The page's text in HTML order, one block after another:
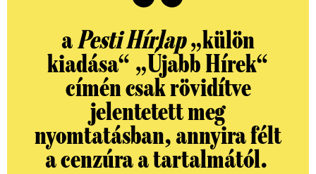
aPesti Hírlap„külön
kiadása“ „Újabb Hírek“
címén csak rövidítve
jelentetett meg
nyomtatásban, annyira félt
a cenzúra a tartalmától.